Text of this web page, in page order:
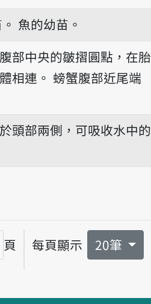
魚的幼苗。
部中央的皺摺圓點，在胎
相連。 螃蟹腹部近尾端
頭部兩側，可吸收水中的
頁 每頁顯示 20筆